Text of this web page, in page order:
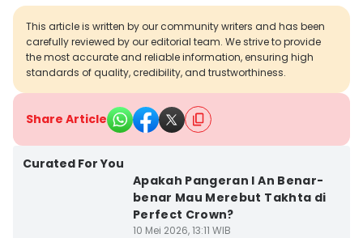
This article is written by our community writers and has been
carefully reviewed by our editorial team. We strive to provide
the most accurate and reliable information, ensuring high
standards of quality, credibility, and trustworthiness.
Share Article
Curated For You
Apakah Pangeran I An Benar-
benar Mau Merebut Takhta di
Perfect Crown?
10 Mei 2026, 13:11 WIB